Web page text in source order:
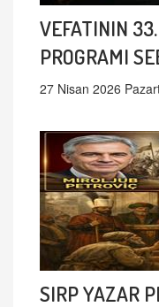
VEFATININ
PROGRAMI
27 Nisan 2026
SIRP YAZAR